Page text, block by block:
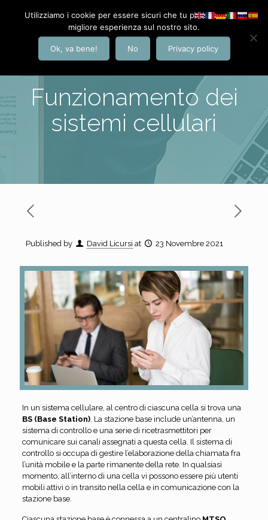
Funzionamento dei
sistemi cellulari
Published by David Licursi at 23 Novembre 2021
In un sistema cellulare, al centro di ciascuna cella si trova una
BS (Base Station). La stazione base include un’antenna, un
sistema di controllo e una serie di ricetrasmettitori per
comunicare sui canali assegnati a questa cella. Il sistema di
controllo si occupa di gestire l’elaborazione della chiamata fra
l’unità mobile e la parte rimanente della rete. In qualsiasi
momento, all’interno di una cella vi possono essere più utenti
mobili attivi o in transito nella cella e in comunicazione con la
stazione base.
Utilizziamo i cookie per essere sicuri che tu possa avere la
migliore esperienza sul nostro sito.
Ok, va bene! No Privacy policy